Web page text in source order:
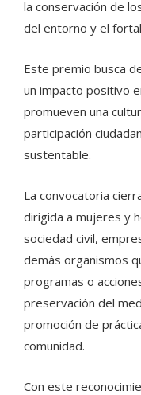
la conservación de
del entorno y el
Este premio busca
un impacto positivo
promueven una
participación
sustentable.
La convocatoria
dirigida a mujeres y
sociedad civil,
demás organismos
programas o
preservación del
promoción de
comunidad.
Con este